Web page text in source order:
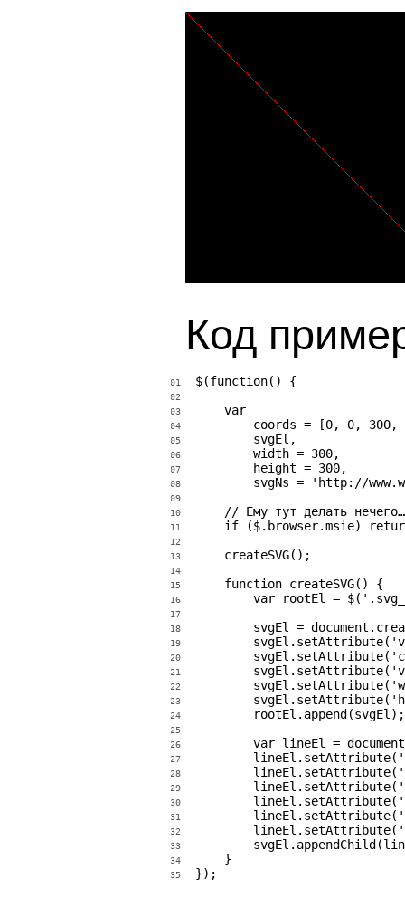
Код
01
02
03
04
05
06
07
08
09
10
11
12
13
14
15
16
17
18
19
20
21
22
23
24
25
26
27
28
29
30
31
32
33
34
35
$(function() {
    var
coords = [0, 0, 300,
        svgEl,
        width = 300,
        height = 300,
svgNs = 'http://
    // Ему тут делать нечего…
if ($.browser.msie)
    createSVG();
    function createSVG() {
var rootEl =
svgEl =
        rootEl.append(svgEl);
var lineEl =
    }
});